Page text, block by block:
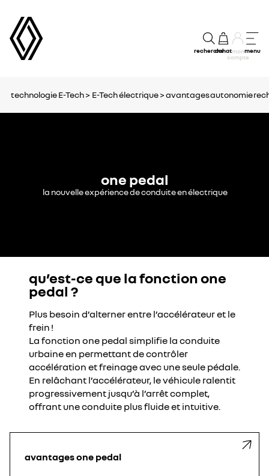
rechercheachatmon
compte
menu
technologie E-Tech > E-Tech électrique >avantagesautonomie
one pedal
la nouvelle expérience de conduite en électrique
YouTube utilise des traceurs lors de la visualisation de
vidéos hébergées sur son site, afin de personnaliser les
les cookies sociaux sur notre site. Vous pouvez revenir sur
votre choix à tout moment. Plus d'informations sur la
Politique de cookie YouTube :
https://www.google.fr/intl/fr/policies/privacy
je refuse
j'accepte
qu’est-ce que la fonction one
pedal ?
Plus besoin d’alterner entre l’accélérateur et le
frein !
La fonction one pedal simplifie la conduite
urbaine en permettant de contrôler
accélération et freinage avec une seule pédale.
En relâchant l’accélérateur, le véhicule ralentit
progressivement jusqu’à l’arrêt complet,
offrant une conduite plus fluide et intuitive.
avantages one pedal